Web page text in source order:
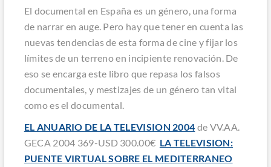
El documental en España es un género, una forma
de narrar en auge. Pero hay que tener en cuenta las
nuevas tendencias de esta forma de cine y fijar los
límites de un terreno en incipiente renovación. De
eso se encarga este libro que repasa los falsos
documentales, y mestizajes de un género tan vital
como es el documental.
EL ANUARIO DE LA TELEVISION 2004 de VV.AA.
GECA 2004 369-USD 300.00€ LA TELEVISION:
PUENTE VIRTUAL SOBRE EL MEDITERRANEO